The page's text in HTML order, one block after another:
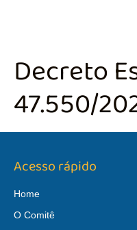
Decreto
47.550/
Acesso rápido
Home
O Comitê